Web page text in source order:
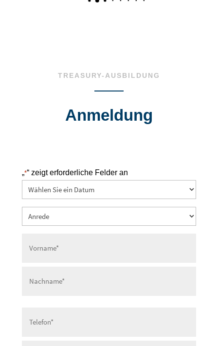
TREASURY-AUSBILDUNG
Anmeldung
„*“ zeigt erforderliche Felder an